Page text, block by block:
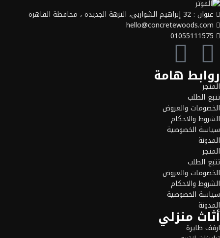
عنوان : 32 إبراهيم الشواربي، النزهة الجديدة ، محافظة القاهرة
hello@concretewoods.com
01055111575
روابط هامة
المتجر
تتبع الطلب
الخصومات والعروض
الشروط والاحكام
سياسة الخصوصية
المدونة
المتجر
تتبع الطلب
الخصومات والعروض
الشروط والاحكام
سياسة الخصوصية
المدونة
أثاث منزلي
ارفف طايرة